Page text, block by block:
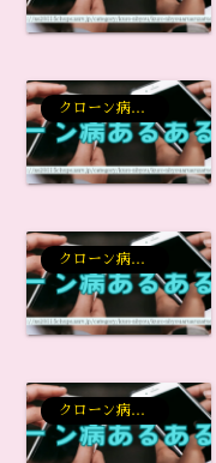
クローン病あるある雑談
クローン病あるある雑談
クローン病あるある雑談